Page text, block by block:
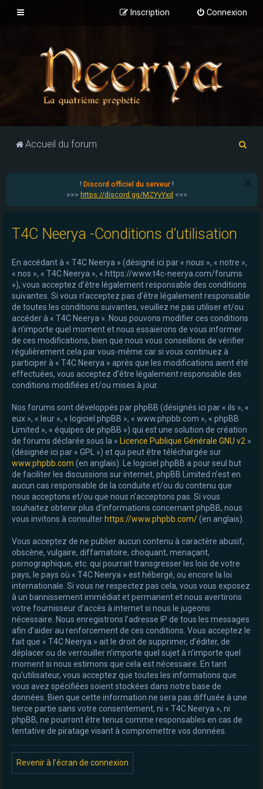
Connexion
Inscription
Accueil du forum
r
! Discord officiel du serveur!
>>> https://discord.gg/MZYyYxd <<<
T4C Neerya -Conditions d’utilisation
En accédant à « T4C Neerya » (désigné ici par « nous », « notre »,
« nos », « T4C Neerya », « https://www.t4c-neerya.com/forums
»), vous acceptez d’être légalement responsable des conditions
suivantes. Si vous n’acceptez pas d’être légalement responsable
de toutes les conditions suivantes, veuillez ne pas utiliser et/ou
accéder à « T4C Neerya ». Nous pouvons modifier ces conditions
à n’importe quel moment et nous essaierons de vous informer
de ces modifications, bien que nous vous conseillons de vérifier
régulièrement cela par vous-même car si vous continuez à
participer à « T4C Neerya » après que les modifications aient été
effectuées, vous acceptez d’être légalement responsable des
conditions modifiées et/ou mises à jour.
Nos forums sont développés par phpBB (désignés ici par « ils », «
eux », « leur », « logiciel phpBB », « www.phpbb.com », « phpBB
Limited », « équipes de phpBB ») qui est une solution de création
de forums déclarée sous la « Licence Publique Générale GNU v2 »
(désignée ici par « GPL ») et qui peut être téléchargée sur
www.phpbb.com (en anglais). Le logiciel phpBB a pour seul but
de faciliter les discussions sur internet, phpBB Limited n’est en
aucun cas responsable de la conduite et/ou du contenu que
nous acceptons et/ou que nous n’acceptons pas. Si vous
souhaitez obtenir plus d’informations concernant phpBB, nous
vous invitons à consulter https://www.phpbb.com/(en anglais).
Vous acceptez de ne publier aucun contenu à caractère abusif,
obscène, vulgaire, diffamatoire, choquant, menaçant,
pornographique, etc. qui pourrait transgresser les lois de votre
pays, le pays où « T4C Neerya » est hébergé, ou encore la loi
internationale. Si vous ne respectez pas cela, vous vous exposez
à un bannissement immédiat et permanent et nous avertirons
votre fournisseur d’accès à internet si nous le jugeons
nécessaire. Nous enregistrons l’adresse IP de tous les messages
afin d’aider au renforcement de ces conditions. Vous acceptez le
fait que « T4C Neerya » ait le droit de supprimer, d’éditer, de
déplacer ou de verrouiller n’importe quel sujet à n’importe quel
moment si nous estimons que cela est nécessaire. En tant
qu’utilisateur, vous acceptez que toutes les informations que
vous avez spécifiées soient stockées dans notre base de
données. Bien que cette information ne sera pas diffusée à une
tierce partie sans votre consentement, ni « T4C Neerya », ni
phpBB, ne pourront être tenus comme responsables en cas de
tentative de piratage visant à compromettre vos données.
Revenir à l’écran de connexion